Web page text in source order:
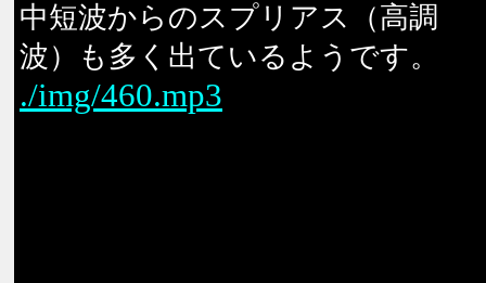
中短波からのスプリアス（高調
波）も多く出ているようです。
./img/460.mp3